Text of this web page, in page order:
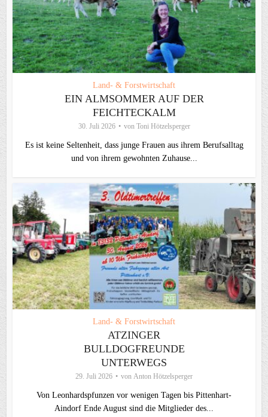
Land- & Forstwirtschaft
EIN ALMSOMMER AUF DER
FEICHTECKALM
30. Juli 2026 von Toni Hötzelsperger
Es ist keine Seltenheit, dass junge Frauen aus ihrem Berufsalltag
und von ihrem gewohnten Zuhause...
Land- & Forstwirtschaft
ATZINGER
BULLDOGFREUNDE
UNTERWEGS
29. Juli 2026 von Anton Hötzelsperger
Von Leonhardspfunzen vor wenigen Tagen bis Pittenhart-
Aindorf Ende August sind die Mitglieder des...